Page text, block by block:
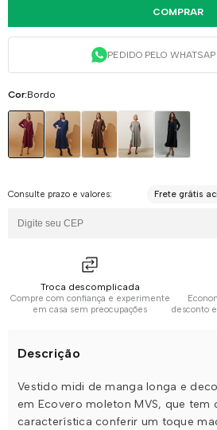
COMPRAR
PEDIDO PELO
Cor:Bordo
Consulte prazo e valores: Frete grátis
Troca descomplicada
Compre com confiança e experimente
em casa sem preocupações
desconto
Descrição
Vestido midi de manga longa e
em Ecovero moleton MVS, que tem
característica conferir um toque